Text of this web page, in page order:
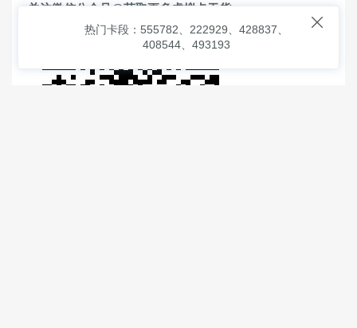
关注微信公众号@获取更多虚拟卡干货

热门卡段：555782、222929、428837、
408544、493193